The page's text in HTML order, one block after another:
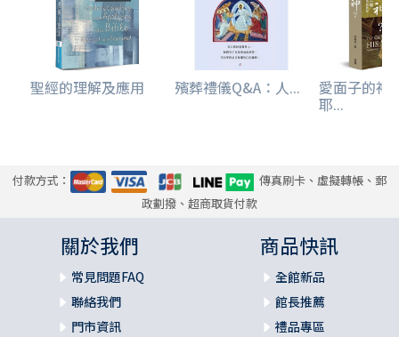
聖經的理解及應用 殯葬禮儀Q&A：人... 愛面子的神
耶...
付款方式：
傳真刷卡、虛擬轉帳、郵
政劃撥、超商取貨付款
關於我們
常見問題FAQ
聯絡我們
門市資訊
商品快訊
全館新品
館長推薦
禮品專區